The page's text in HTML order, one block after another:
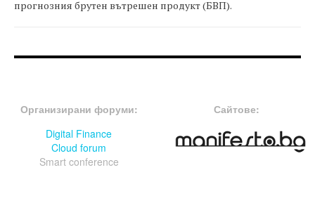
прогнозния брутен вътрешен продукт (БВП).
Организирани форуми:
Digital Finance
Cloud forum
Smart conference
Сайтове: